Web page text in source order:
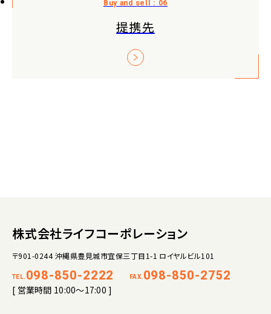
提携先
株式会社ライフコーポレーション
〒901-0244 沖縄県豊見城市宜保三丁目1-1 ロイヤルビル101
TEL. 098-850-2222 FAX. 098-850-2752
[ 営業時間 10:00～17:00 ]